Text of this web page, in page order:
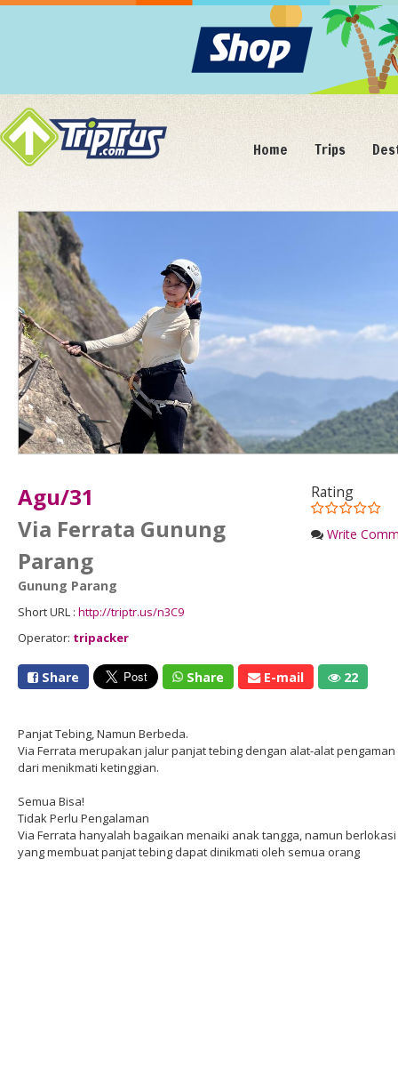
Home Trips
Rating
Write
Agu/31
Via Ferrata Gunung
Parang
Gunung Parang
Short URL : http://triptr.us/n3C9
Operator: tripacker
Share Share E-mail 22
Panjat Tebing, Namun Berbeda.
Via Ferrata merupakan jalur panjat tebing dengan alat-alat
dari menikmati ketinggian.
Semua Bisa!
Tidak Perlu Pengalaman
Via Ferrata hanyalah bagaikan menaiki anak tangga, namun
yang membuat panjat tebing dapat dinikmati oleh semua orang